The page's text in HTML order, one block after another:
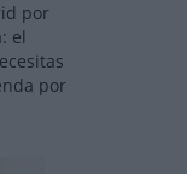
por
el
por